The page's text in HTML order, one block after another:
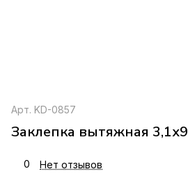
Арт. KD-0857
Заклепка вытяжная 3,1х9
0 Нет отзывов